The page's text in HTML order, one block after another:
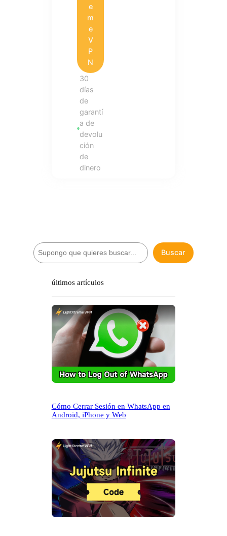
e
m
e
V
P
N
30
días
de
garantí
a de
devolu
ción
de
dinero
B
u
Buscar
últimos artículos
Cómo Cerrar Sesión en WhatsApp en
Android, iPhone y Web